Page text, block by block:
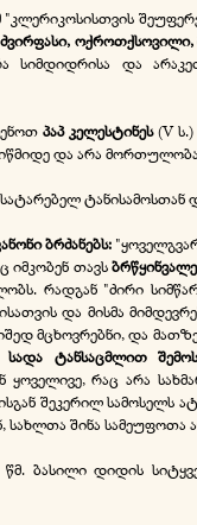
ძვირფასი,
სიმდიდრისა და
პაპ კელესტინეს (V
და არა
ტანისამოსთან
ბრძანებს:
იმკობენ თავს
რადგან "ძირი
და მისმა
მცხოვრებნი, და
ტანსაცმლით
ყოველივე, რაც არა
შეკერილ სამოსელს
სახლთა შინა სამეუფოთა
წმ. ბასილი დიდის